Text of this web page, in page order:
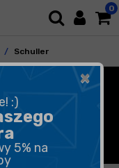
0
Schuller
×
:)
5% na